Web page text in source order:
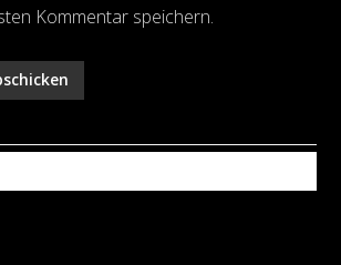
Kommentar speichern.